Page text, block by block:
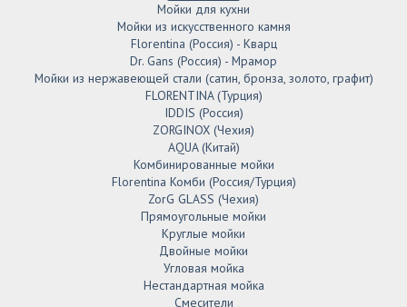
Мойки для кухни
Мойки из искусственного камня
Florentina (Россия) - Кварц
Dr. Gans (Россия) - Мрамор
Мойки из нержавеющей стали (сатин, бронза, золото, графит)
FLORENTINA (Турция)
IDDIS (Россия)
ZORGINOX (Чехия)
AQUA (Китай)
Комбинированные мойки
Florentina Комби (Россия/Турция)
ZorG GLASS (Чехия)
Прямоугольные мойки
Круглые мойки
Двойные мойки
Угловая мойка
Нестандартная мойка
Смесители